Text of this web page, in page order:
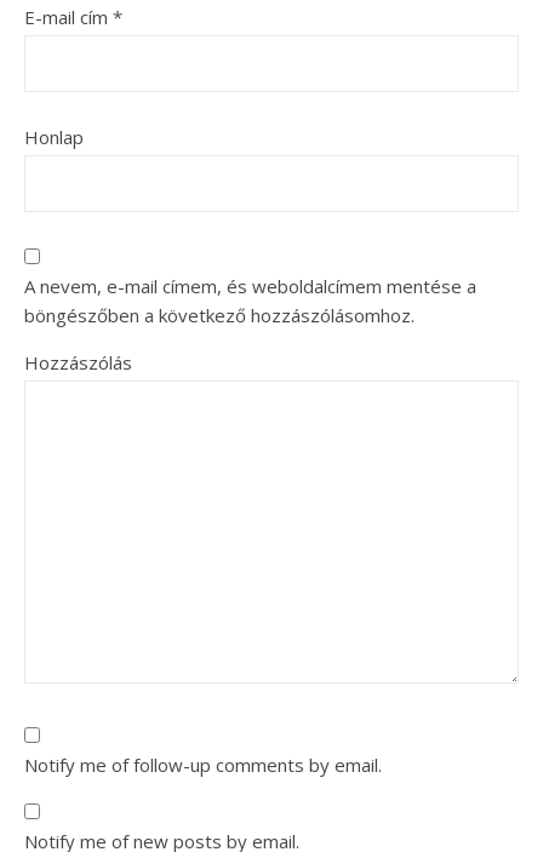
E-mail cím *
Honlap
A nevem, e-mail címem, és weboldalcímem mentése a
böngészőben a következő hozzászólásomhoz.
Hozzászólás
Notify me of follow-up comments by email.
Notify me of new posts by email.